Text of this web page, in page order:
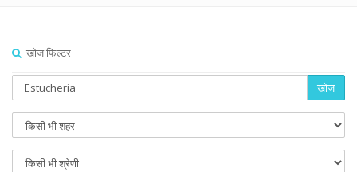
खोज फिल्टर
खोज